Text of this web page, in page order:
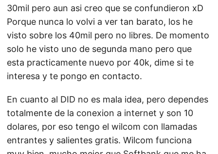
30mil pero aun asi creo que se confundieron xD
Porque nunca lo volvi a ver tan barato, los he
visto sobre los 40mil pero no libres. De momento
solo he visto uno de segunda mano pero que
esta practicamente nuevo por 40k, dime si te
interesa y te pongo en contacto.
En cuanto al DID no es mala idea, pero dependes
totalmente de la conexion a internet y son 10
dolares, por eso tengo el wilcom con llamadas
entrantes y salientes gratis. Wilcom funciona